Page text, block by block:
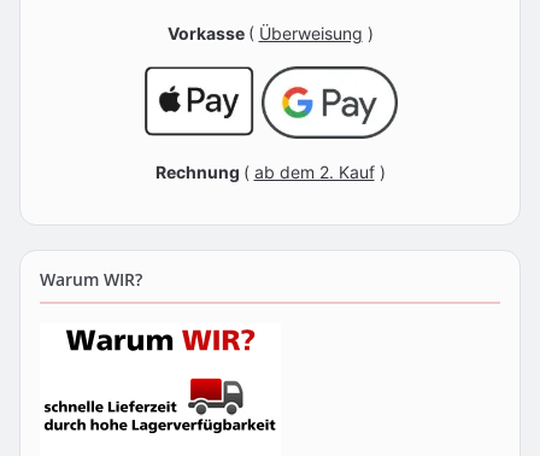
Vorkasse ( Überweisung )
Rechnung ( ab dem 2. Kauf)
Warum WIR?